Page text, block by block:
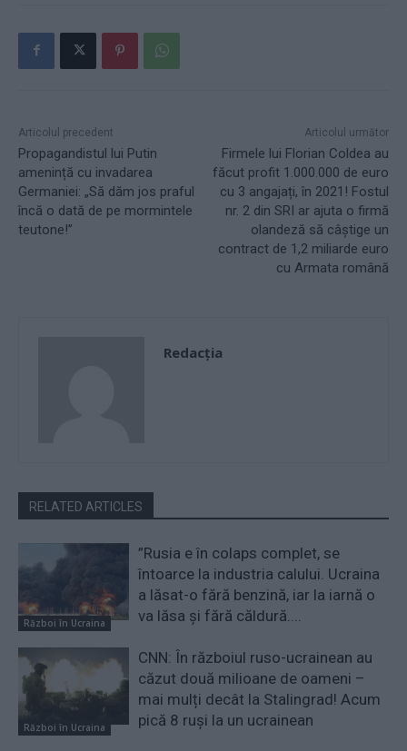
Articolul precedent
Propagandistul lui Putin
amenință cu invadarea
Germaniei: „Să dăm jos praful
încă o dată de pe mormintele
teutone!”
Articolul următor
Firmele lui Florian Coldea au
făcut profit 1.000.000 de euro
cu 3 angajați, în 2021! Fostul
nr. 2 din SRI ar ajuta o firmă
olandeză să câștige un
contract de 1,2 miliarde euro
cu Armata română
Redacţia
RELATED ARTICLES
Război în Ucraina
”Rusia e în colaps complet, se
întoarce la industria calului. Ucraina
a lăsat-o fără benzină, iar la iarnă o
va lăsa și fără căldură....
Război în Ucraina
CNN: În războiul ruso-ucrainean au
căzut două milioane de oameni –
mai mulți decât la Stalingrad! Acum
pică 8 ruși la un ucrainean